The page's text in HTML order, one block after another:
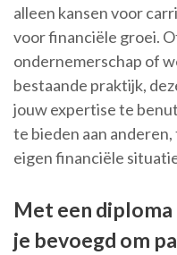
alleen kansen voor
voor financiële groei.
ondernemerschap of
bestaande praktijk,
jouw expertise te
te bieden aan
eigen financiële
Met een
je bevoegd om